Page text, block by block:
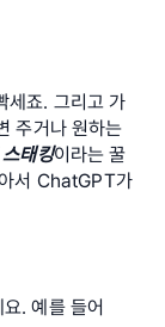
세죠. 그리고 가
주거나 원하는
태킹이라는 꿀
서 ChatGPT가
. 예를 들어